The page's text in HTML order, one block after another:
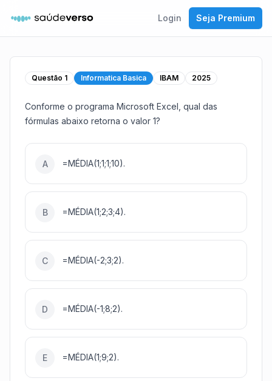
Login Seja Premium
Questão 1 Informatica Basica IBAM 2025
Conforme o programa Microsoft Excel, qual das
fórmulas abaixo retorna o valor 1?
A =MÉDIA(1;1;1;10).
B =MÉDIA(1;2;3;4).
C =MÉDIA(-2;3;2).
D =MÉDIA(-1;8;2).
E =MÉDIA(1;9;2).